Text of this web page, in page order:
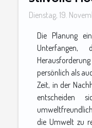
Dienstag, 19.
Die Planung
persönlich als
Zeit, in der
entscheiden
die Umwelt zu